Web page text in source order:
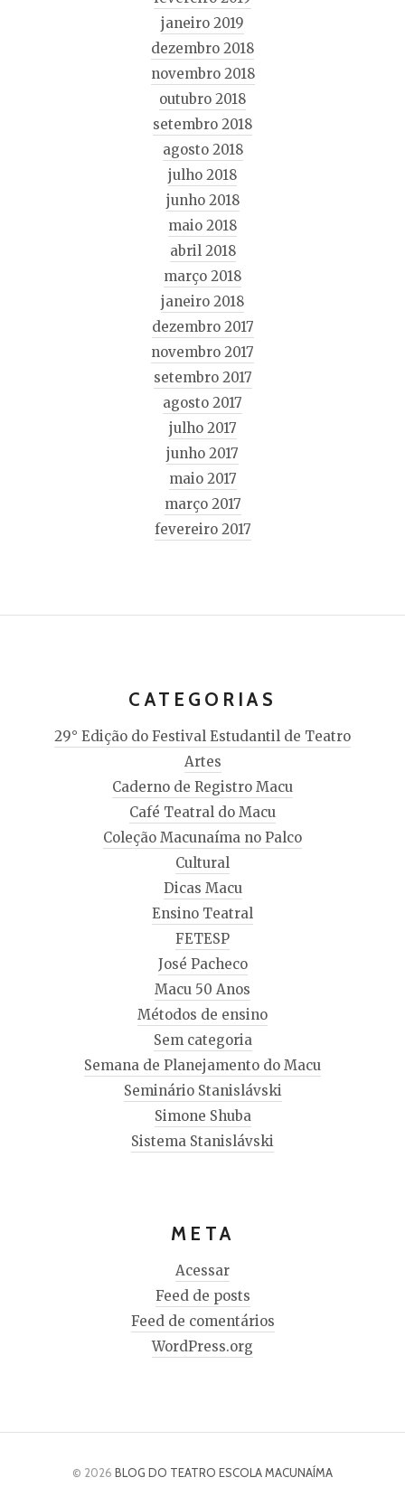
janeiro 2019
dezembro 2018
novembro 2018
outubro 2018
setembro 2018
agosto 2018
julho 2018
junho 2018
maio 2018
abril 2018
março 2018
janeiro 2018
dezembro 2017
novembro 2017
setembro 2017
agosto 2017
julho 2017
junho 2017
maio 2017
março 2017
fevereiro 2017
CATEGORIAS
29° Edição do Festival Estudantil de Teatro
Artes
Caderno de Registro Macu
Café Teatral do Macu
Coleção Macunaíma no Palco
Cultural
Dicas Macu
Ensino Teatral
FETESP
José Pacheco
Macu 50 Anos
Métodos de ensino
Sem categoria
Semana de Planejamento do Macu
Seminário Stanislávski
Simone Shuba
Sistema Stanislávski
META
Acessar
Feed de posts
Feed de comentários
WordPress.org
© 2026 BLOG DO TEATRO ESCOLA MACUNAÍMA